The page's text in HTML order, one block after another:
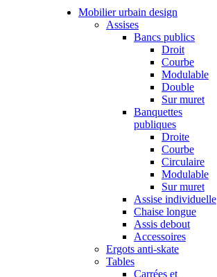
Mobilier urbain design
Assises
Bancs publics
Droit
Courbe
Modulable
Double
Sur muret
Banquettes
publiques
Droite
Courbe
Circulaire
Modulable
Sur muret
Assise individuelle
Chaise longue
Assis debout
Accessoires
Ergots anti-skate
Tables
Carrées et